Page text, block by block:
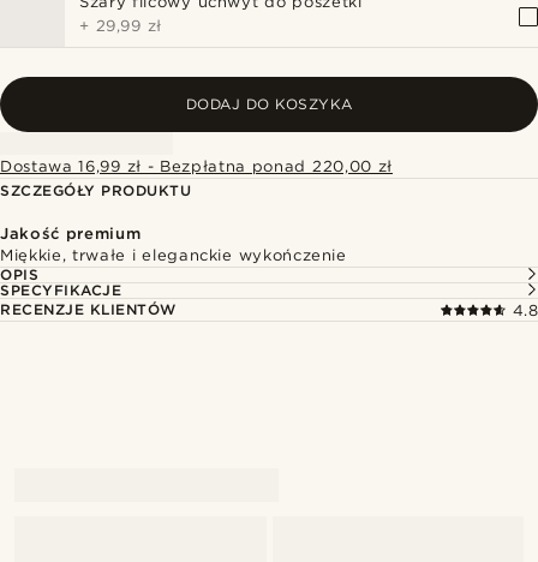
+ 29,99 zł
DODAJ DO KOSZYKA
Dostawa 16,99 zł - Bezpłatna ponad 220,00 zł
SZCZEGÓŁY PRODUKTU
Jakość premium
Miękkie, trwałe i eleganckie wykończenie
OPIS
SPECYFIKACJE
RECENZJE KLIENTÓW
4.8